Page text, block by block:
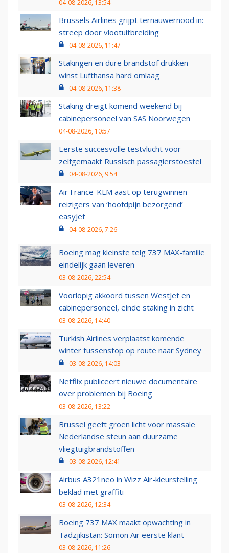
04-08-2026, 13:54
Brussels Airlines grijpt ternauwernood in:
streep door vlootuitbreiding
04-08-2026, 11:47
Stakingen en dure brandstof drukken
winst Lufthansa hard omlaag
04-08-2026, 11:38
Staking dreigt komend weekend bij
cabinepersoneel van SAS Noorwegen
04-08-2026, 10:57
Eerste succesvolle testvlucht voor
zelfgemaakt Russisch passagierstoestel
04-08-2026, 9:54
Air France-KLM aast op terugwinnen
reizigers van ‘hoofdpijn bezorgend’
easyJet
04-08-2026, 7:26
Boeing mag kleinste telg 737 MAX-familie
eindelijk gaan leveren
03-08-2026, 22:54
Voorlopig akkoord tussen WestJet en
cabinepersoneel, einde staking in zicht
03-08-2026, 14:40
Turkish Airlines verplaatst komende
winter tussenstop op route naar Sydney
03-08-2026, 14:03
Netflix publiceert nieuwe documentaire
over problemen bij Boeing
03-08-2026, 13:22
Brussel geeft groen licht voor massale
Nederlandse steun aan duurzame
vliegtuigbrandstoffen
03-08-2026, 12:41
Airbus A321neo in Wizz Air-kleurstelling
beklad met graffiti
03-08-2026, 12:34
Boeing 737 MAX maakt opwachting in
Tadzjikistan: Somon Air eerste klant
03-08-2026, 11:26